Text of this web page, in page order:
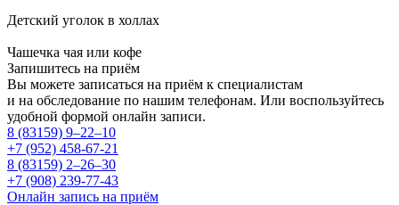
Детский уголок в холлах
Чашечка чая или кофе
Запишитесь на приём
Вы можете записаться на приём к специалистам
и на обследование по нашим телефонам. Или воспользуйтесь
удобной формой онлайн записи.
8 (83159) 9–22–10
+7 (952) 458-67-21
8 (83159) 2–26–30
+7 (908) 239-77-43
Онлайн запись на приём